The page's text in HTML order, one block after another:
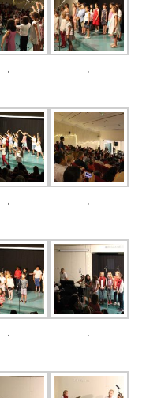
. .
. .
. .